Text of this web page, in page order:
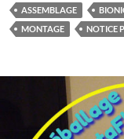
ASSEMBLAGE
MONTAGE
NOTICE